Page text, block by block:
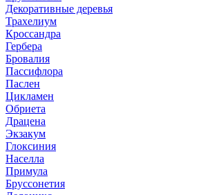
Декоративные деревья
Трахелиум
Кроссандра
Гербера
Бровалия
Пассифлора
Паслен
Цикламен
Обриета
Драцена
Экзакум
Глоксиния
Населла
Примула
Бруссонетия